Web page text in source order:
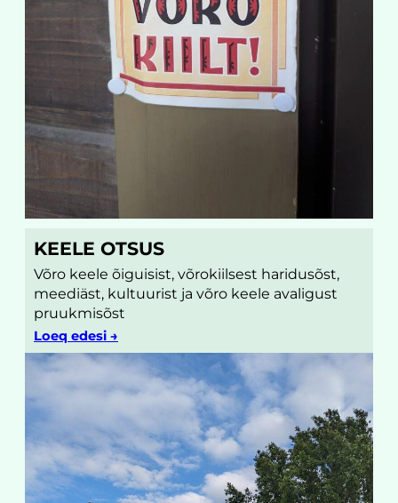
KEELE OTSUS
Võro keele õiguisist, võrokiilsest haridusõst,
meediäst, kultuurist ja võro keele avaligust
pruukmisõst
Loeq edesi →